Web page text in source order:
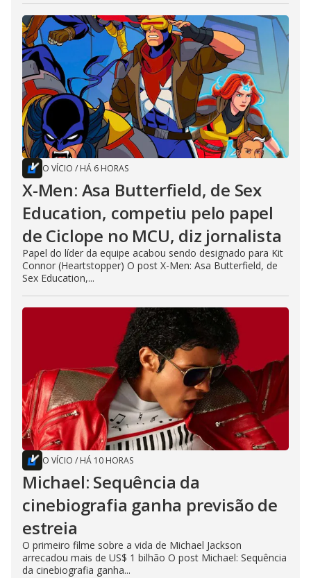
O VÍCIO / HÁ 6 HORAS
X-Men: Asa Butterfield, de Sex
Education, competiu pelo papel
de Ciclope no MCU, diz jornalista
Papel do líder da equipe acabou sendo designado para Kit
Connor (Heartstopper) O post X-Men: Asa Butterfield, de
Sex Education,...
O VÍCIO / HÁ 10 HORAS
Michael: Sequência da
cinebiografia ganha previsão de
estreia
O primeiro filme sobre a vida de Michael Jackson
arrecadou mais de US$ 1 bilhão O post Michael: Sequência
da cinebiografia ganha...